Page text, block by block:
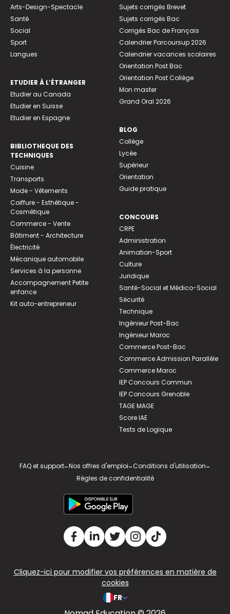
Arts-Design-Spectacle
Santé
Social
Sport
Langues
ETUDIER À L’ÉTRANGER
Etudier au Canada
Etudier en Suisse
Etudier en Espagne
BIBLIOTHEQUE DES
TECHNIQUES
Cuisine
Transports
Mode - Vêtements
Coiffure - Esthétique -
Cosmétique
Commerce - Vente
Bâtiment - Architecture
Électricité
Mécanique automobile
Services à la personne
Accompagnement Petite
enfance
Kit auto-entrepreneur
Sujets corrigés Brevet
Sujets corrigés Bac
Corrigés Bac de Français
Calendrier Parcoursup 2026
Calendrier vacances scolaires
Orientation Post Bac
Orientation Post Collège
Mon master
Grand Oral 2026
BLOG
Collège
Lycée
Supérieur
Orientation
Guide pratique
CONCOURS
CRPE
Administration
Animation-Sport
Culture
Juridique
Santé-Social et Médico-Social
Sécurité
Technique
Ingénieur Post-Bac
Ingénieur Maroc
Commerce Post-Bac
Commerce Admission Parallèle
Commerce Maroc
IEP Concours Commun
IEP Concours Grenoble
TAGE MAGE
Score IAE
Tests de Logique
FAQ et support-Nos offres d'emploi-Conditions d'utilisation-
Règles de confidentialité
Cliquez-ici pour modifier vos préférences en matière de
cookies
FR